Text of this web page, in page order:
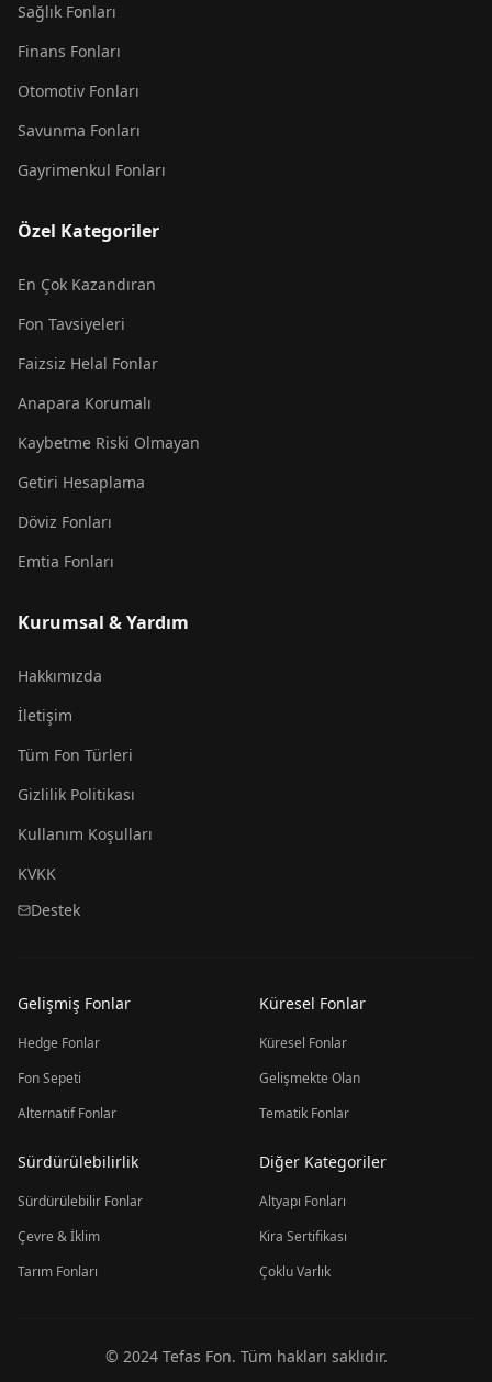
Sağlık Fonları
Finans Fonları
Otomotiv Fonları
Savunma Fonları
Gayrimenkul Fonları
Özel Kategoriler
En Çok Kazandıran
Fon Tavsiyeleri
Faizsiz Helal Fonlar
Anapara Korumalı
Kaybetme Riski Olmayan
Getiri Hesaplama
Döviz Fonları
Emtia Fonları
Kurumsal & Yardım
Hakkımızda
İletişim
Tüm Fon Türleri
Gizlilik Politikası
Kullanım Koşulları
KVKK
Destek
Gelişmiş Fonlar
Hedge Fonlar
Fon Sepeti
Alternatif Fonlar
Küresel Fonlar
Küresel Fonlar
Gelişmekte Olan
Tematik Fonlar
Sürdürülebilirlik
Sürdürülebilir Fonlar
Çevre & İklim
Tarım Fonları
Diğer Kategoriler
Altyapı Fonları
Kira Sertifikası
Çoklu Varlık
© 2024 Tefas Fon. Tüm hakları saklıdır.